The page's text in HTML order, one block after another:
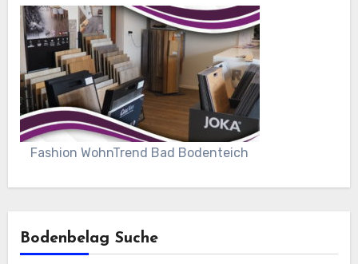
Fashion WohnTrend Bad Bodenteich
Bodenbelag Suche